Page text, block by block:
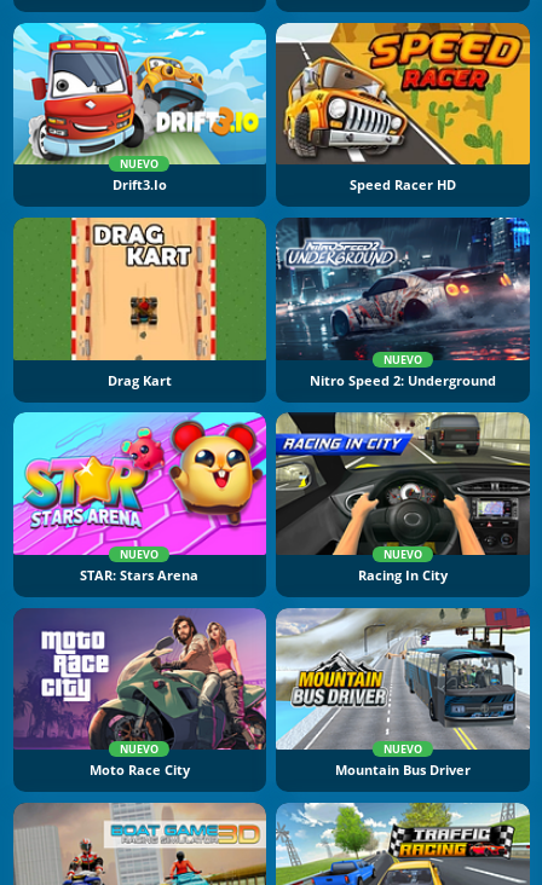
NUEVO
Drift3.io Speed Racer HD
Drag Kart
NUEVO
Nitro Speed 2: Underground
NUEVO
STAR: Stars Arena
NUEVO
Racing In City
NUEVO
Moto Race City
NUEVO
Mountain Bus Driver